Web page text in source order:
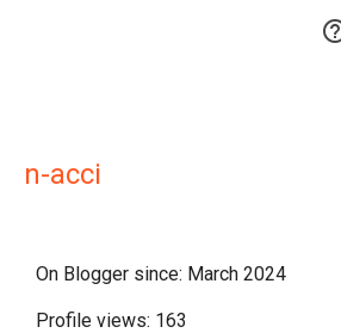
n-acci
On Blogger since: March 2024
Profile views: 163